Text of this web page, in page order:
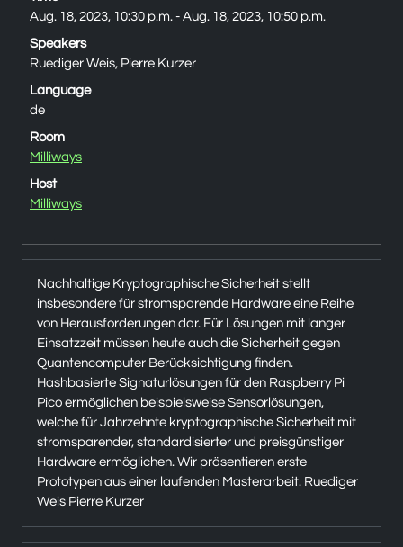
Aug. 18, 2023, 10:30 p.m. - Aug. 18, 2023, 10:50 p.m.
Speakers
Ruediger Weis, Pierre Kurzer
Language
de
Room
Milliways
Host
Milliways
Nachhaltige Kryptographische Sicherheit stellt
insbesondere für stromsparende Hardware eine Reihe
von Herausforderungen dar. Für Lösungen mit langer
Einsatzzeit müssen heute auch die Sicherheit gegen
Quantencomputer Berücksichtigung finden.
Hashbasierte Signaturlösungen für den Raspberry Pi
Pico ermöglichen beispielsweise Sensorlösungen,
welche für Jahrzehnte kryptographische Sicherheit mit
stromsparender, standardisierter und preisgünstiger
Hardware ermöglichen. Wir präsentieren erste
Prototypen aus einer laufenden Masterarbeit. Ruediger
Weis Pierre Kurzer